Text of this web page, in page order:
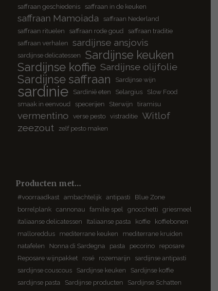
saffraan geschiedenis
saffraan in de keuken
saffraan Mamoiada
saffraan Nederland
saffraan rituelen
saffraan rode goud
saffraan traditie
saffraan verhalen
sardijnse ansjovis
sardijnse delicatessen
Sardijnse keuken
Sardijnse koffie Sardijnse olijfolie
Sardijnse saffraan Sardijnse wijn
sardinie Sardinië eten Selargius
Slow Food
smaak in eenvoud
specerijen Sterwijn tiramisu
vermentino verse pesto vistraditie Witlof
zeezout
zelf pesto maken
Producten met…
#voorraadkast ambachtelijk antipasti
Blue Zone
borrelplank
cannonau familie spel gnocchetti
griesmeel
italiaanse delicatessen
Italiaanse pasta koffie
koffiebonen
malloreddus
mediterrane keuken
mediterrane kruiden
natafelen
Nonna di Sardegna pasta pecorino
reposare
Reposare wijnpakket
rosé rozemarijn
sardijnse antipasti
sardijnse couscous
Sardijnse keuken
Sardijnse koffie
sardijnse pasta
Sardijnse producten
Sardijnse Schatten